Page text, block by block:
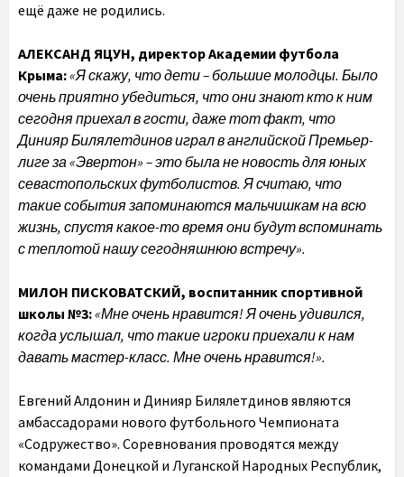
ещё даже не родились.
АЛЕКСАНД ЯЦУН, директор Академии футбола
Крыма:«Я скажу, что дети – большие молодцы. Было
очень приятно убедиться, что они знают кто к ним
сегодня приехал в гости, даже тот факт, что
Динияр Билялетдинов играл в английской Премьер-
лиге за «Эвертон» – это была не новость для юных
севастопольских футболистов. Я считаю, что
такие события запоминаются мальчишкам на всю
жизнь, спустя какое-то время они будут вспоминать
с теплотой нашу сегодняшнюю встречу».
МИЛОН ПИСКОВАТСКИЙ, воспитанник спортивной
школы №3:«Мне очень нравится! Я очень удивился,
когда услышал, что такие игроки приехали к нам
давать мастер-класс. Мне очень нравится!».
Евгений Алдонин и Динияр Билялетдинов являются
амбассадорами нового футбольного Чемпионата
«Содружество». Соревнования проводятся между
командами Донецкой и Луганской Народных Республик,